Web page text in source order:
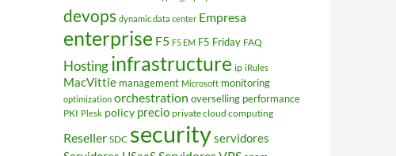
devops dynamic data center Empresa
enterprise F5 F5 EM F5 Friday FAQ
Hostinginfrastructure ip iRules
MacVittie management Microsoft monitoring
optimization orchestration overselling performance
PKI Plesk policy precio private cloud computing
Reseller SDC securityservidores